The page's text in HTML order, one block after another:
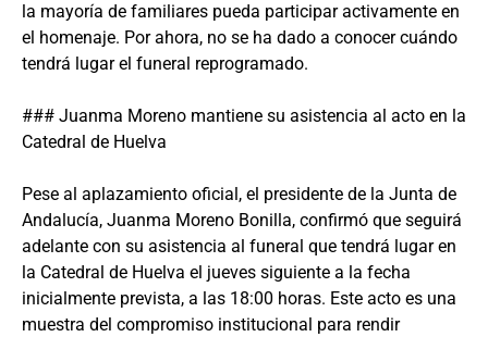
la mayoría de familiares pueda participar activamente en
el homenaje. Por ahora, no se ha dado a conocer cuándo
tendrá lugar el funeral reprogramado.
### Juanma Moreno mantiene su asistencia al acto en la
Catedral de Huelva
Pese al aplazamiento oficial, el presidente de la Junta de
Andalucía, Juanma Moreno Bonilla, confirmó que seguirá
adelante con su asistencia al funeral que tendrá lugar en
la Catedral de Huelva el jueves siguiente a la fecha
inicialmente prevista, a las 18:00 horas. Este acto es una
muestra del compromiso institucional para rendir